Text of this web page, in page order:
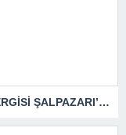
GİZEM DOLU ANADOLU FOTOĞRAF SERGİSİ ŞALPAZARI’NDA